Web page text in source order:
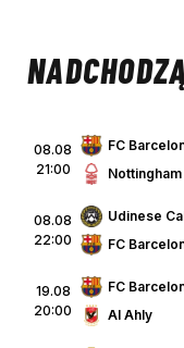
08.08
21:00
FC
Nottingham
08.08
22:00
Udinese
FC
19.08
20:00
FC
Al Ahly